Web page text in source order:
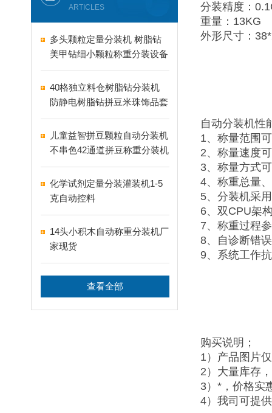
ARTICLES
多头颗粒定量分装机 树脂钻
美甲钻细小颗粒称重分装设备
支持24-60头定制
40格独立料仓树脂钻分装机
防静电树脂钻拼豆米珠饰品套
盒分装设备
儿童益智拼豆颗粒自动分装机
不串色42通道拼豆称重分装机
化学试剂定量分装灌装机1-5
克自动控料
14头小积木自动称重分装机厂
家现货
查看全部
分装精度：
重量：13KG
外形尺寸：
自动分装机性
1、称量范围
2、称量速度
3、称量方式
4、称重总量
5、分装机采
6、双CPU架
7、称重过程
8、自诊断错
9、系统工作
购买说明；
1）产品图片
2）大量库存
3）*，价格实
4）我司可提